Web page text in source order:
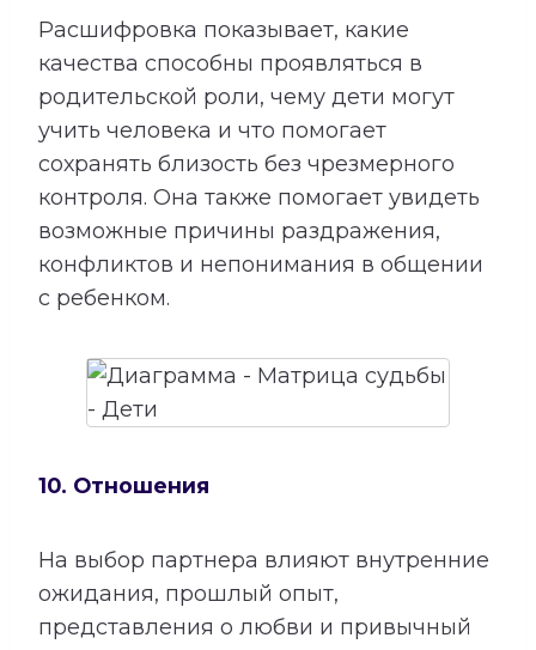
Расшифровка показывает, какие
качества способны проявляться в
родительской роли, чему дети могут
учить человека и что помогает
сохранять близость без чрезмерного
контроля. Она также помогает увидеть
возможные причины раздражения,
конфликтов и непонимания в общении
с ребенком.
10. Отношения
На выбор партнера влияют внутренние
ожидания, прошлый опыт,
представления о любви и привычный